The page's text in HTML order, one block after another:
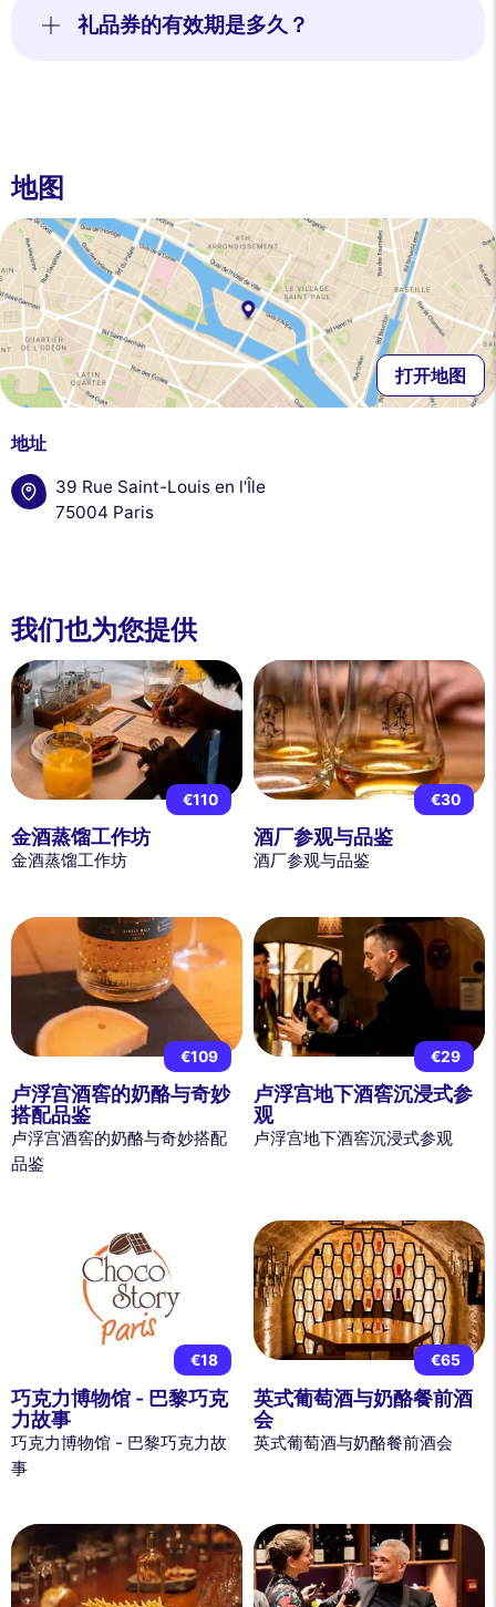
礼品券的有效期是多久？
地图
打开地图
地址
39 Rue Saint-Louis en l'Île
75004 Paris
我们也为您提供
€110
金酒蒸馏工作坊
金酒蒸馏工作坊
€30
酒厂参观与品鉴
酒厂参观与品鉴
€109
卢浮宫酒窖的奶酪与奇妙
搭配品鉴
卢浮宫酒窖的奶酪与奇妙搭配
品鉴
€29
卢浮宫地下酒窖沉浸式参
观
卢浮宫地下酒窖沉浸式参观
€18
巧克力博物馆 - 巴黎巧克
力故事
巧克力博物馆 - 巴黎巧克力故
事
€65
英式葡萄酒与奶酪餐前酒
会
英式葡萄酒与奶酪餐前酒会